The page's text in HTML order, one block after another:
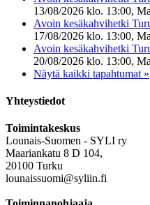
13/08/2026 klo. 13:00,
Avoin kesäkahvihetki
17/08/2026 klo. 13:00,
Avoin kesäkahvihetki
20/08/2026 klo. 13:00,
Näytä kaikki tapahtumat »
Yhteystiedot
Toimintakeskus
Lounais-Suomen - SYLI ry
Maariankatu 8 D 104,
20100 Turku
lounaissuomi@syliin.fi